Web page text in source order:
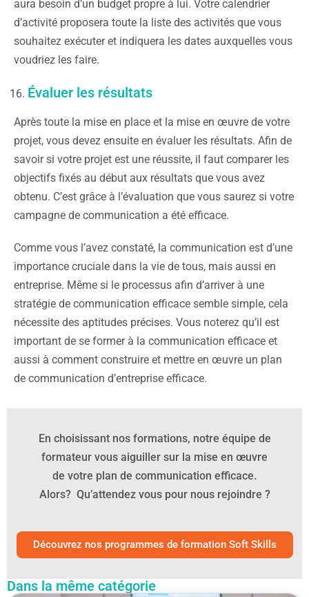
aura besoin d’un budget propre à lui. Votre calendrier
d’activité proposera toute la liste des activités que vous
souhaitez exécuter et indiquera les dates auxquelles vous
voudriez les faire.
Évaluer les résultats
Après toute la mise en place et la mise en œuvre de votre
projet, vous devez ensuite en évaluer les résultats. Afin de
savoir si votre projet est une réussite, il faut comparer les
objectifs fixés au début aux résultats que vous avez
obtenu. C’est grâce à l’évaluation que vous saurez si votre
campagne de communication a été efficace.
Comme vous l’avez constaté, la communication est d’une
importance cruciale dans la vie de tous, mais aussi en
entreprise. Même si le processus afin d’arriver à une
stratégie de communication efficace semble simple, cela
nécessite des aptitudes précises. Vous noterez qu’il est
important de se former à la communication efficace et
aussi à comment construire et mettre en œuvre un plan
de communication d’entreprise efficace.
En choisissant nos formations, notre équipe de
formateur vous aiguiller sur la mise en œuvre
de votre plan de communication efficace.
Alors? Qu’attendez vous pour nous rejoindre ?
Découvrez nos programmes de formation Soft Skills
Dans la même catégorie